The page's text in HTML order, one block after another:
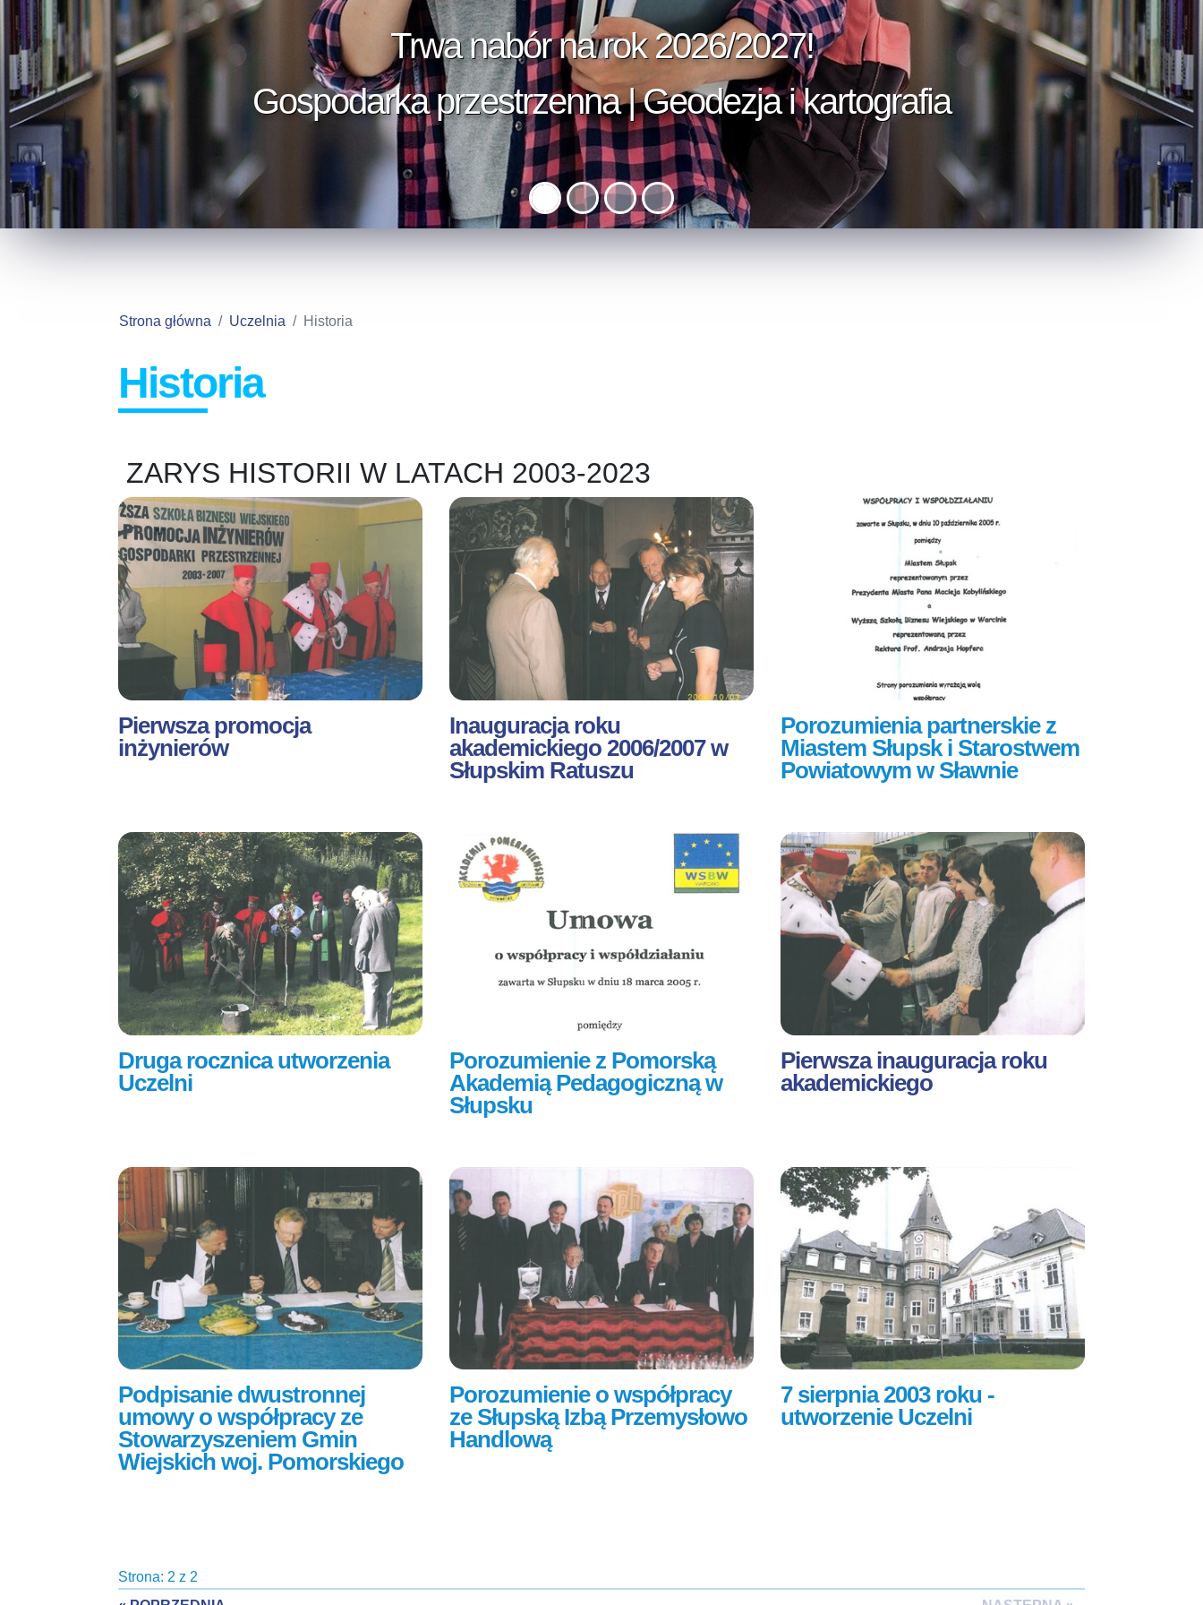
Trwa nabór na rok 2026/2027!
Gospodarka przestrzenna | Geodezja i kartografia
Zostań operatorem drona!
Strona główna Uczelnia Historia
Historia
ZARYS HISTORII W LATACH 2003-2023
Pierwsza promocja
inżynierów
Inauguracja roku
akademickiego 2006/2007 w
Słupskim Ratuszu
Porozumienia partnerskie z
Miastem Słupsk i Starostwem
Powiatowym w Sławnie
Druga rocznica utworzenia
Uczelni
Porozumienie z Pomorską
Akademią Pedagogiczną w
Słupsku
Pierwsza inauguracja roku
akademickiego
Podpisanie dwustronnej
umowy o współpracy ze
Stowarzyszeniem Gmin
Wiejskich woj. Pomorskiego
Porozumienie o współpracy
ze Słupską Izbą Przemysłowo
Handlową
7 sierpnia 2003 roku -
utworzenie Uczelni
Strona: 2 z 2